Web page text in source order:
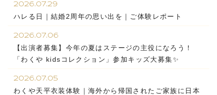
2026.07.29
ハレる日｜結婚2周年の思い出を｜ご体験レポート
2026.07.06
【出演者募集】今年の夏はステージの主役になろう！
「わくや kidsコレクション」参加キッズ大募集✨
2026.07.05
わくや天平衣装体験｜海外から帰国されたご家族に日本